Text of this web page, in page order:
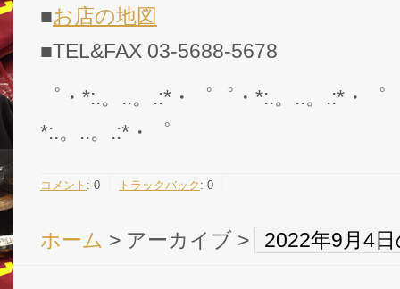
■お店の地図
■TEL&FAX 03-5688-5678
゜・*:.。..。.:*・゜゜・*:.。..。.:*・
*:.。..。.:*・゜
コメント : 0 トラックバック : 0
ホーム > アーカイブ > 2022年9月4